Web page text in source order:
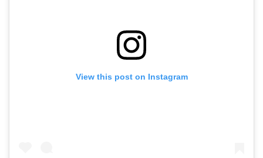
View this post on Instagram